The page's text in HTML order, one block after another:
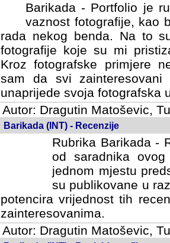
Barikada - Portfolio je
vaznost fotografije, kao
rada nekog benda. Na to
fotografije koje su mi
fotografske primjere
svi zainteresovani
svoja fotografska umijeca.
Autor: Dragutin Matoševic,
Barikada (INT) - Recenzije
Rubrika Barikada -
od saradnika
jednom mjestu
su publikovane u
potencira vrijednost tih
zainteresovanima.
Autor: Dragutin Matoševic,